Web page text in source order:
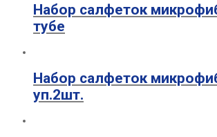
Набор салфеток
тубе
Набор салфеток
уп.2шт.